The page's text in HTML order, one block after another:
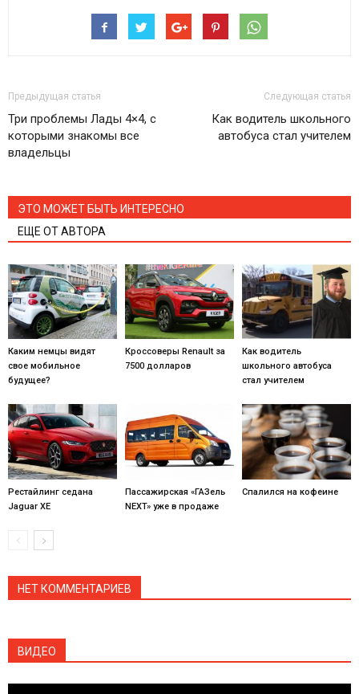
Предыдущая статья
Три проблемы Лады 4×4, с
которыми знакомы все
владельцы
Следующая статья
Как водитель школьного
автобуса стал учителем
ЭТО МОЖЕТ БЫТЬ ИНТЕРЕСНО
ЕЩЕ ОТ АВТОРА
Каким немцы видят
свое мобильное
будущее?
Кроссоверы Renault за
7500 долларов
Как водитель
школьного автобуса
стал учителем
Рестайлинг седана
Jaguar XE
Пассажирская «ГАЗель
NEXT» уже в продаже
Спалился на кофеине
НЕТ КОММЕНТАРИЕВ
ВИДЕО